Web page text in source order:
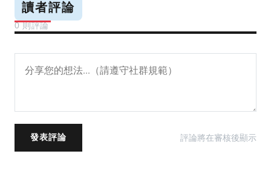
讀者評論
0 則評論
發表評論 評論將在審核後顯示